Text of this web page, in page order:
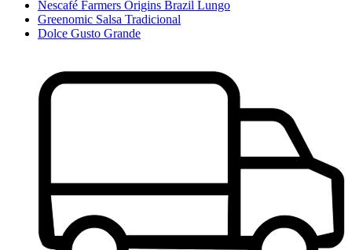
Nescafé Farmers Origins Brazil Lungo
Greenomic Salsa Tradicional
Dolce Gusto Grande